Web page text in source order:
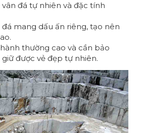
vân đá tự nhiên và đặc tính
mang dấu ấn riêng, tạo nên
thường cao và cần bảo
được vẻ đẹp tự nhiên.